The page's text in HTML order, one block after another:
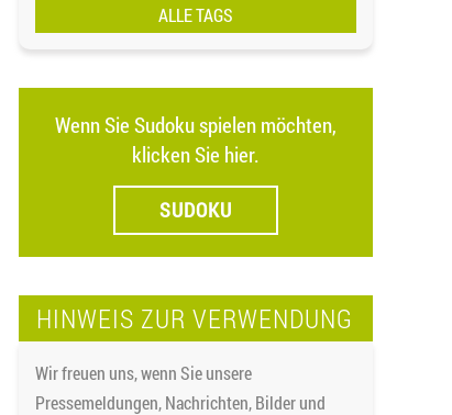
ALLE TAGS
Wenn Sie Sudoku spielen möchten,
klicken Sie hier.
SUDOKU
HINWEIS ZUR VERWENDUNG
Wir freuen uns, wenn Sie unsere
Pressemeldungen, Nachrichten, Bilder und